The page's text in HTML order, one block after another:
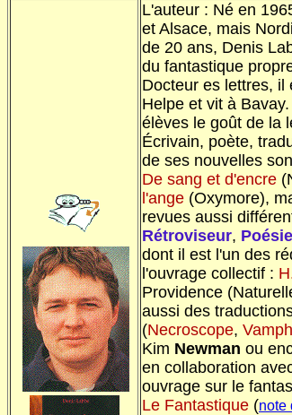
L'auteur : Né en
et Alsace, mais
de 20 ans, Denis
du fantastique
Docteur es lettres, il
Helpe et vit à
élèves le goût de la
Écrivain, poète,
de ses nouvelles
De sang et d'encre
l'ange (Oxymore),
revues aussi
Rétroviseur,
dont il est l'un des
l'ouvrage collectif :
Providence
aussi des
(Necroscope,
Kim Newman ou
en collaboration
ouvrage sur le
Le Fantastique (note